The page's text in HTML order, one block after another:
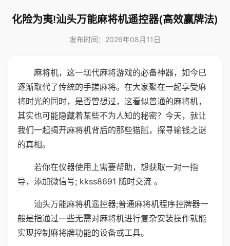
化险为夷!汕头万能麻将机遥控器(高效赢牌法)
发布时间：2026年08月11日
麻将机，这一现代麻将游戏的必备神器，如今已
逐渐取代了传统的手搓麻将。在大家聚在一起享受麻
将时光的同时，是否曾想过，这看似普通的麻将机，
其实也可能隐藏着某些不为人知的秘密？今天，就让
我们一起揭开麻将机背后的那些猫腻，探寻输钱之谜
的真相。
若你在仪器使用上需要帮助，想获取一对一指
导，添加微信号; kkss8691 随时交流 。
汕头万能麻将机遥控器;普通麻将机程序控牌器一
般是指通过一些无需对麻将机进行复杂安装操作就能
实现控制麻将牌功能的设备或工具。